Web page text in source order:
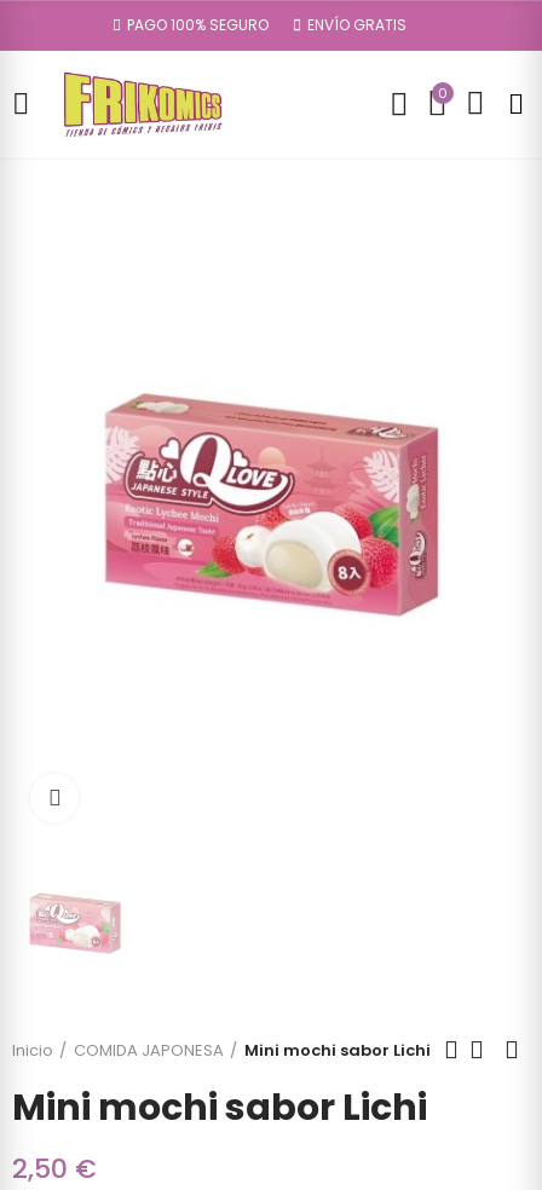
PAGO 100% SEGURO ENVÍO GRATIS
0
Inicio COMIDA JAPONESA Mini mochi sabor Lichi
Mini mochi sabor Lichi
2,50 €